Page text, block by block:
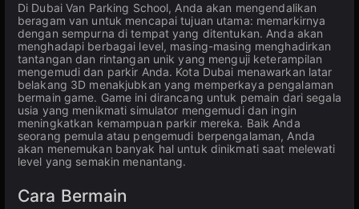
Di Dubai Van Parking School, Anda akan mengendalikan
beragam van untuk mencapai tujuan utama: memarkirnya
dengan sempurna di tempat yang ditentukan. Anda akan
menghadapi berbagai level, masing-masing menghadirkan
tantangan dan rintangan unik yang menguji keterampilan
mengemudi dan parkir Anda. Kota Dubai menawarkan latar
belakang 3D menakjubkan yang memperkaya pengalaman
bermain game. Game ini dirancang untuk pemain dari segala
usia yang menikmati simulator mengemudi dan ingin
meningkatkan kemampuan parkir mereka. Baik Anda
seorang pemula atau pengemudi berpengalaman, Anda
akan menemukan banyak hal untuk dinikmati saat melewati
level yang semakin menantang.
Cara Bermain